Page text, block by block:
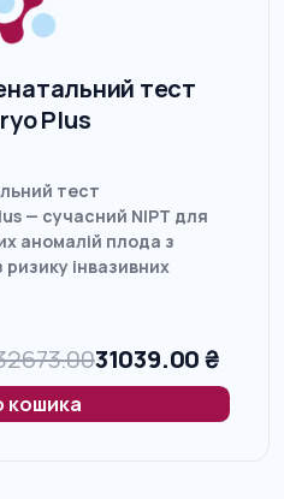
тест
Plus
тест
— сучасний NIPT для
аномалій плода з
інвазивних
31039.00₴
кошика